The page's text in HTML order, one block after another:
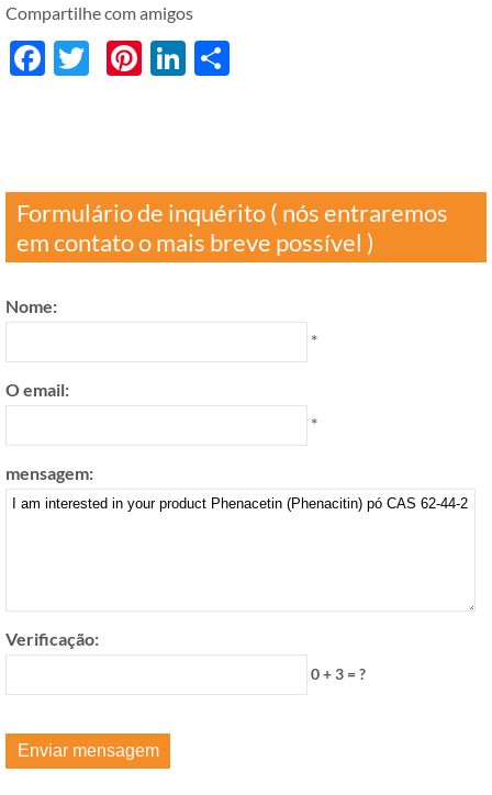
Compartilhe com amigos
Facebook
Twitter
Pinterest
LinkedIn
Formulário de inquérito ( nós entraremos
em contato o mais breve possível )
Nome:
*
O email:
*
mensagem:
Verificação:
0 + 3 = ?